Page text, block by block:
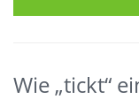
Wie „tickt“